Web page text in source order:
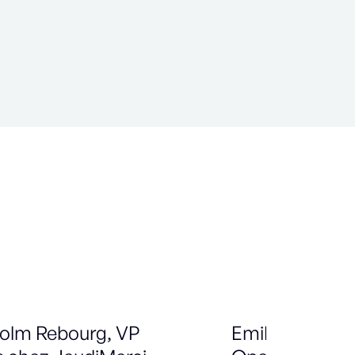
Rebourg, VP
Emilien